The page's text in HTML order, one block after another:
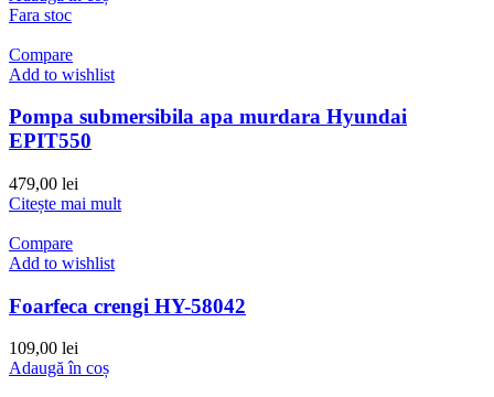
Fara stoc
Compare
Add to wishlist
Pompa submersibila apa murdara Hyundai
EPIT550
479,00 lei
Citește mai mult
Compare
Add to wishlist
Foarfeca crengi HY-58042
109,00 lei
Adaugă în coș